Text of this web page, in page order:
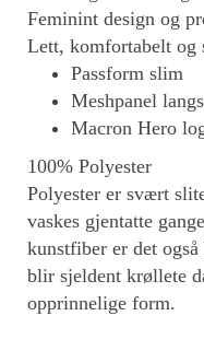
Feminint design og
Lett, komfortabelt og
Passform slim
Meshpanel
Macron Hero
100% Polyester
Polyester er svært
vaskes gjentatte
kunstfiber er det
blir sjeldent krøllete
opprinnelige form.